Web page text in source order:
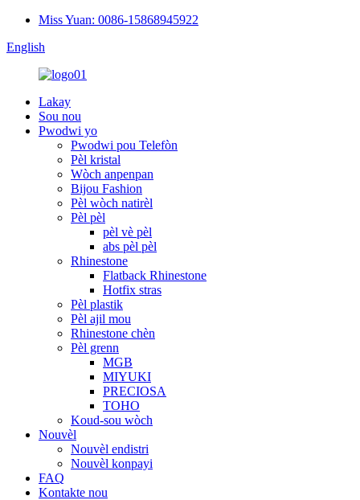
Miss Yuan: 0086-15868945922
English
Lakay
Sou nou
Pwodwi yo
Pwodwi pou Telefòn
Pèl kristal
Wòch anpenpan
Bijou Fashion
Pèl wòch natirèl
Pèl pèl
pèl vè pèl
abs pèl pèl
Rhinestone
Flatback Rhinestone
Hotfix stras
Pèl plastik
Pèl ajil mou
Rhinestone chèn
Pèl grenn
MGB
MIYUKI
PRECIOSA
TOHO
Koud-sou wòch
Nouvèl
Nouvèl endistri
Nouvèl konpayi
FAQ
Kontakte nou